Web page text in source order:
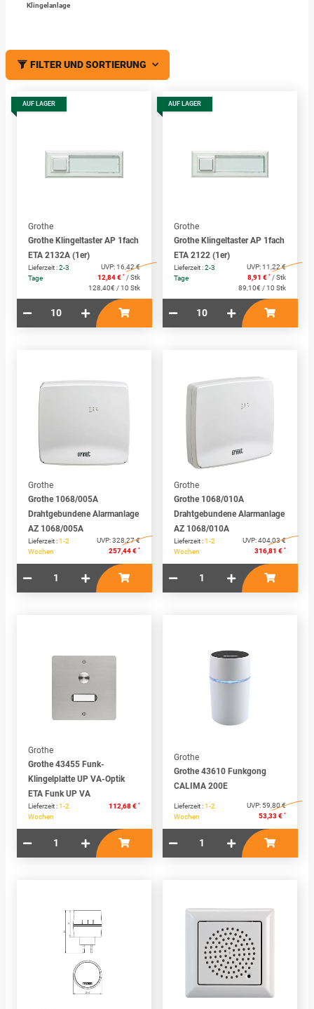
Klingelanlage
FILTER UND SORTIERUNG
AUF LAGER
Grothe
Grothe Klingeltaster AP 1fach
ETA 2132A (1er)
Lieferzeit :2-3
Tage
UVP:16,42 €
12,84 € * / Stk
128,40€ / 10 Stk
AUF LAGER
Grothe
Grothe Klingeltaster AP 1fach
ETA 2122 (1er)
Lieferzeit :2-3
Tage
UVP:11,22 €
8,91 € * / Stk
89,10€ / 10 Stk
Grothe
Grothe 1068/005A
Drahtgebundene Alarmanlage
AZ 1068/005A
Lieferzeit :1-2
Wochen
UVP:328,27 €
257,44 € *
Grothe
Grothe 1068/010A
Drahtgebundene Alarmanlage
AZ 1068/010A
Lieferzeit :1-2
Wochen
UVP:404,03 €
316,81 € *
Grothe
Grothe 43455 Funk-
Klingelplatte UP VA-Optik
ETA Funk UP VA
Lieferzeit :1-2
Wochen
112,68 € *
Grothe
Grothe 43610 Funkgong
CALIMA 200E
Lieferzeit :1-2
Wochen
UVP: 59,80 €
53,33 € *